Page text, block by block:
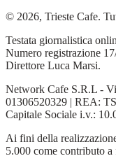
© 2026, Trieste Cafe.
Testata giornalistica
Numero registrazione
Direttore Luca Marsi.
Network Cafe S.R.L -
01306520329 | REA:
Capitale Sociale i.v.:
Ai fini della
5.000 come contributo